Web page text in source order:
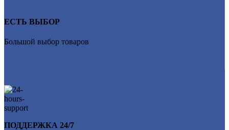
ЕСТЬ ВЫБОР
Большой выбор товаров
ПОДДЕРЖКА 24/7